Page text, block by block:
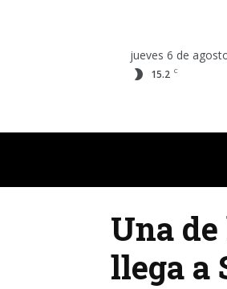
jueves 6 de
15.2 C
Una
llega a